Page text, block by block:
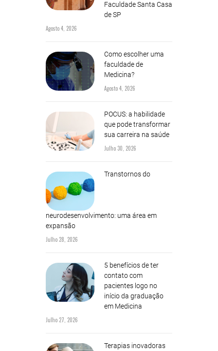
Faculdade Santa Casa
de SP
Agosto 4, 2026
Como escolher uma
faculdade de
Medicina?
Agosto 4, 2026
POCUS: a habilidade
que pode transformar
sua carreira na saúde
Julho 30, 2026
Transtornos do
neurodesenvolvimento: uma área em
expansão
Julho 28, 2026
5 benefícios de ter
contato com
pacientes logo no
início da graduação
em Medicina
Julho 27, 2026
Terapias inovadoras